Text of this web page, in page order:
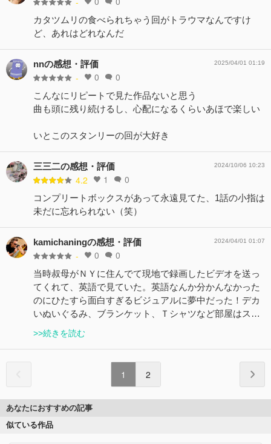
カタツムリの食べられちゃう回がトラウマなんですけ
ど、あれはどれなんだ
nnの感想・評価
- 0 0
2025/04/01 01:19
こんなにリピートで見た作品ないと思う
曲も頭に残り続けるし、心配になるくらいあほで楽しい
いとこのスタンリーの回が大好き
三三二の感想・評価
4.2 1 0
2024/10/06 10:23
コンプリートボックスがあって永遠見てた、1話の小指は
未だに忘れられない（笑）
kamichaningの感想・評価
- 0 0
2024/04/01 01:07
当時叔母がＮＹに住んでて現地で録画したビデオを送っ
てくれて、英語で見ていた。英語なんか分かんなかった
のにひたすら面白すぎるビジュアルに夢中だった！デカ
いぬいぐるみ、ブランケット、Ｔシャツなど部屋はス…
>>続きを読む
1 2
あなたにおすすめの記事
似ている作品